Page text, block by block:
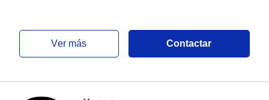
ver más Contactar